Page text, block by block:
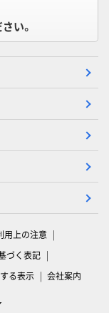
い。
用上の注意
づく表記
る表示 会社案内